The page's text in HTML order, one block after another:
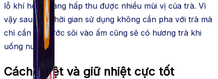
lỗ khí hổng càng hấp thu được nhiều mùi vị của trà. Vì
vậy sau một thời gian sử dụng không cần pha với trà mà
chỉ cần đổ nước sôi vào ấm cũng sẽ có hương trà khi
uống nước.
Cách nhiệt và giữ nhiệt cực tốt